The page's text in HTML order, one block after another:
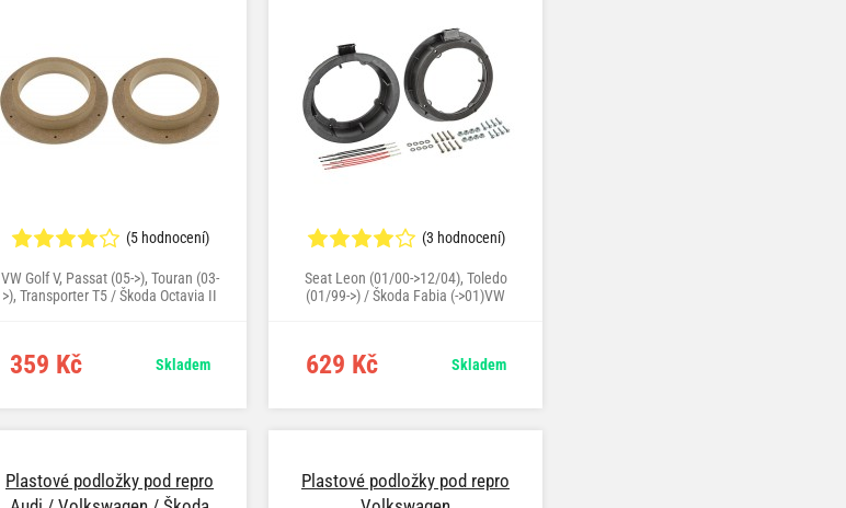
(5 hodnocení)
VW Golf V, Passat (05->), Touran (03-
>), Transporter T5 / Škoda Octavia II
359 Kč Skladem
(3 hodnocení)
Seat Leon (01/00->12/04), Toledo
(01/99->) / Škoda Fabia (->01)VW
(11/03->09/08), New Beetle
629 Kč Skladem
Plastové podložky pod repro
Plastové podložky pod repro